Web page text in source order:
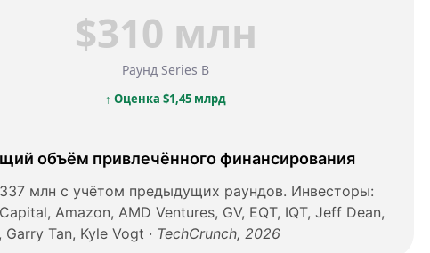
$310 млн
Раунд Series B
↑ Оценка $1,45 млрд
объём привлечённого финансирования
млн с учётом предыдущих раундов. Инвесторы:
Amazon, AMD Ventures, GV, EQT, IQT, Jeff Dean,
Garry Tan, Kyle Vogt · TechCrunch, 2026